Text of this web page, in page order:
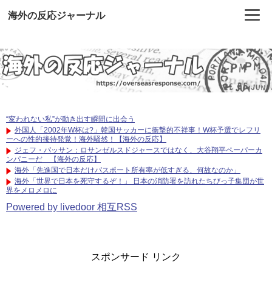
海外の反応ジャーナル
“変われない私”が動き出す瞬間に出会う
外国人「2002年W杯は?」韓国サッカーに衝撃的不祥事！W杯予選でレフリ
ーへの性的接待発覚！海外騒然！【海外の反応】
ジェフ・パッサン：ロサンゼルスドジャースではなく、大谷翔平ペーパーカ
ンパニーだ 【海外の反応】
海外「先進国で日本だけパスポート所有率が低すぎる、何故なのか」
海外「世界で日本を死守するぞ！」 日本の消防署を訪れたちびっ子集団が世
界をメロメロに
Powered by livedoor 相互RSS
スポンサード リンク